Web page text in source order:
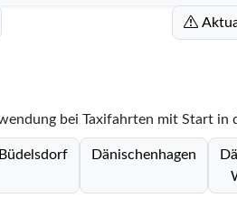
bei Taxifahrten mit Start
Büdelsdorf Dänischenhagen